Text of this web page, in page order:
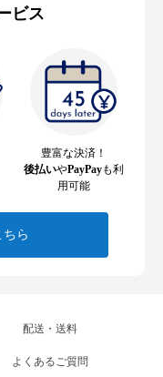
ビス
豊富な決済！
後払いやPayPayも利
用可能
ら
配送・送料
よくあるご質問